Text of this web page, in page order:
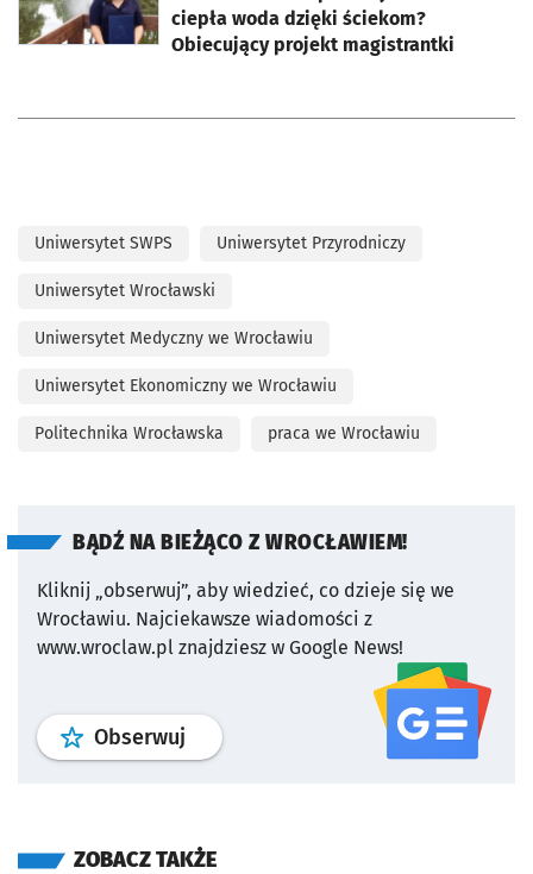
ciepła woda dzięki ściekom?
Obiecujący projekt magistrantki
Uniwersytet SWPS Uniwersytet Przyrodniczy
Uniwersytet Wrocławski
Uniwersytet Medyczny we Wrocławiu
Uniwersytet Ekonomiczny we Wrocławiu
Politechnika Wrocławska praca we Wrocławiu
BĄDŹ NA BIEŻĄCO Z WROCŁAWIEM!
Kliknij „obserwuj”, aby wiedzieć, co dzieje się we
Wrocławiu. Najciekawsze wiadomości z
www.wroclaw.pl znajdziesz w Google News!
Obserwuj profil serwisu
ZOBACZ TAKŻE